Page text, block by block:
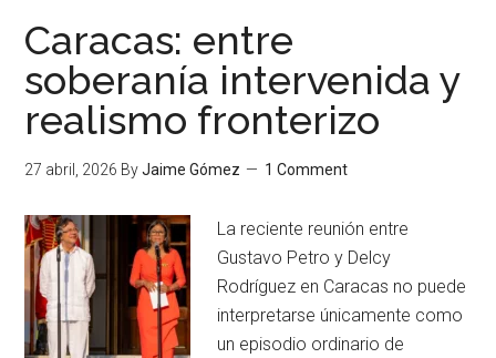
Caracas: entre
soberanía intervenida y
realismo fronterizo
27 abril, 2026 ByJaime Gómez 1 Comment
La reciente reunión entre
Gustavo Petro y Delcy
Rodríguez en Caracas no puede
interpretarse únicamente como
un episodio ordinario de